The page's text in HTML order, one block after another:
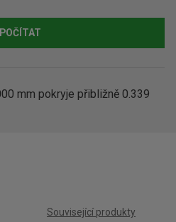
Související produkty
mm pokryje přibližně 0.339